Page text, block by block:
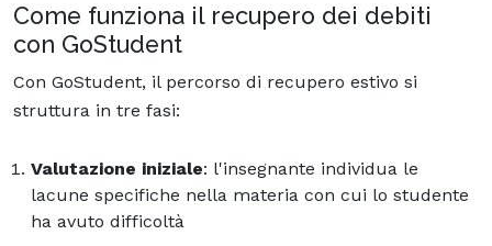
Come funziona il recupero dei debiti
con GoStudent
Con GoStudent, il percorso di recupero estivo si
struttura in tre fasi:
Valutazione iniziale: l'insegnante individua le
lacune specifiche nella materia con cui lo studente
ha avuto difficoltà